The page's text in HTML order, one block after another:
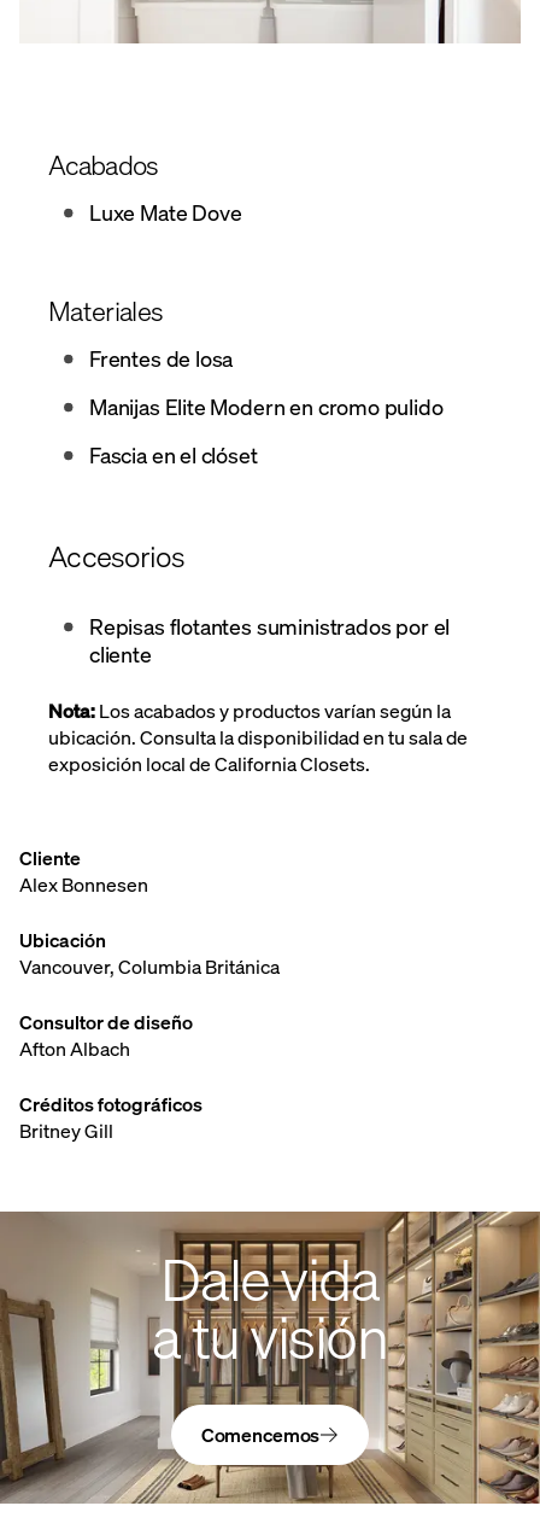
Acabados
Luxe Mate Dove
Materiales
Frentes de losa
Manijas Elite Modern en cromo pulido
Fascia en el clóset
Accesorios
Repisas flotantes suministrados por el
cliente
Nota:Los acabadosy productos varían según la
ubicación. Consulta la disponibilidad en tu sala de
exposición local de California Closets.
Cliente
Alex Bonnesen
Ubicación
Vancouver, Columbia Británica
Consultor de diseño
Afton Albach
Créditos fotográficos
Britney Gill
Dale vida
a tu visión
Comencemos